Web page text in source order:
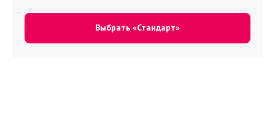
Выбрать «Стандарт»